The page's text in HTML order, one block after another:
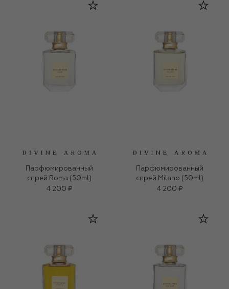
Парфюмированный
спрей Roma (50ml)
4 200 ₽
Парфюмированный
спрей Milano (50ml)
4 200 ₽